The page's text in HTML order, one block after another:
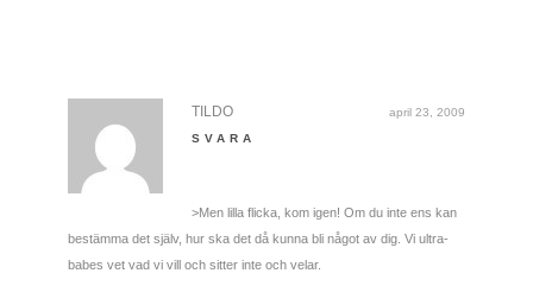
april 23, 2009
TILDO
SVARA
>Men lilla flicka, kom igen! Om du inte ens kan
bestämma det själv, hur ska det då kunna bli något av dig. Vi ultra-
babes vet vad vi vill och sitter inte och velar.